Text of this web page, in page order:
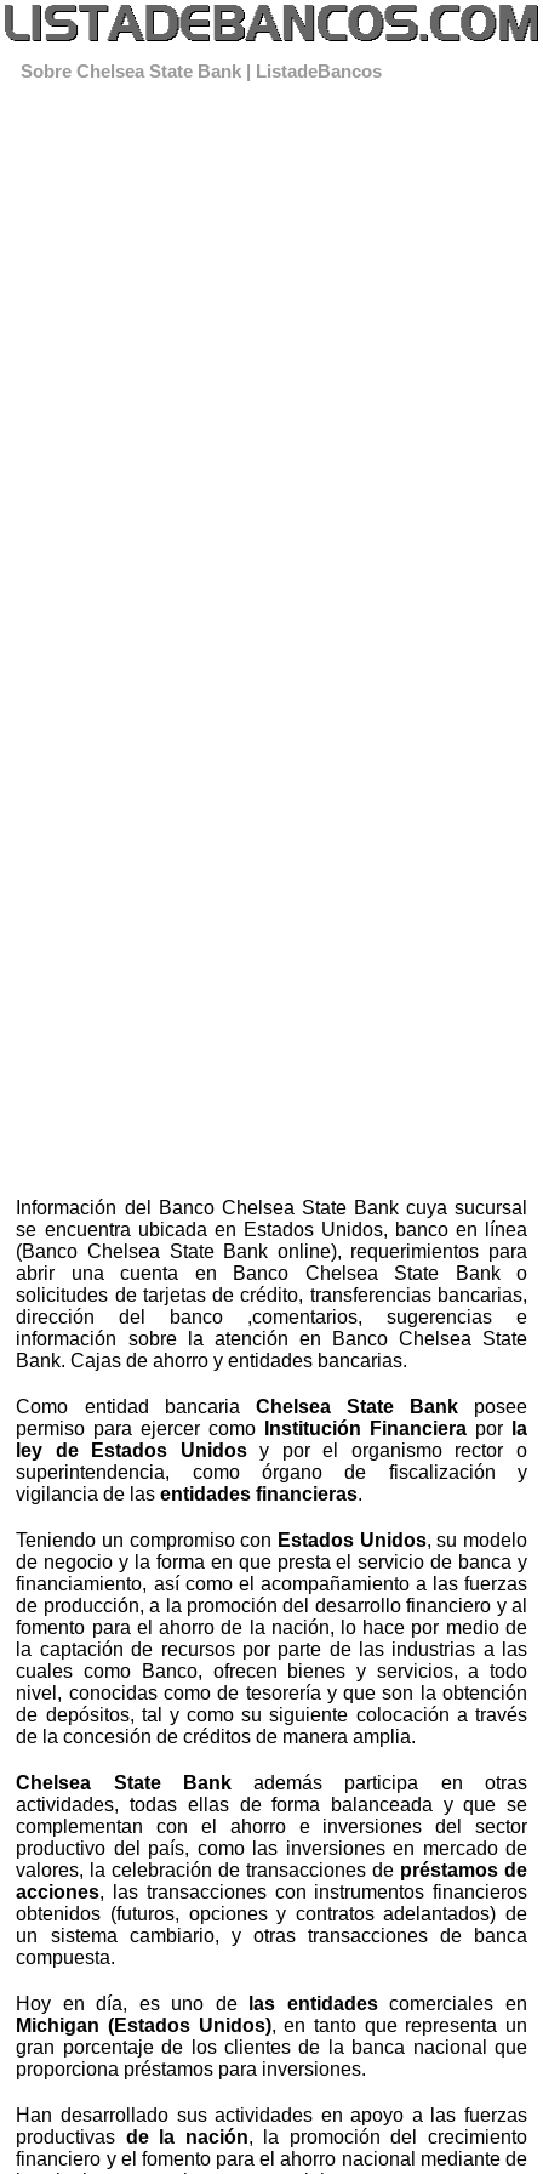
Sobre Chelsea State Bank | ListadeBancos
Información del Banco Chelsea State Bank cuya sucursal
se encuentra ubicada en Estados Unidos, banco en línea
(Banco Chelsea State Bank online), requerimientos para
abrir una cuenta en Banco Chelsea State Bank o
solicitudes de tarjetas de crédito, transferencias bancarias,
dirección del banco ,comentarios, sugerencias e
información sobre la atención en Banco Chelsea State
Bank. Cajas de ahorro y entidades bancarias.
Como entidad bancaria Chelsea State Bankposee
permiso para ejercer como
Institución Financiera por
la
ley de Estados Unidosy por el organismo rector o
superintendencia, como órgano de fiscalización y
vigilancia de lasentidades financieras.
Teniendo un compromiso con Estados Unidos, su modelo
de negocio y la forma en que presta el servicio de banca y
financiamiento, así como el acompañamiento a las fuerzas
de producción, a la promoción del desarrollo financiero y al
fomento para el ahorro de la nación, lo hace por medio de
la captación de recursos por parte de las industrias a las
cuales como Banco, ofrecen bienes y servicios, a todo
nivel, conocidas como de tesorería y que son la obtención
de depósitos, tal y como su siguiente colocación a través
de la concesión de créditos de manera amplia.
Chelsea State Bankademás participa en otras
actividades, todas ellas de forma balanceada y que se
complementan con el ahorro e inversiones del sector
productivo del país, como las inversiones en mercado de
valores, la celebración de transacciones de préstamos de
acciones, las transacciones con instrumentos financieros
obtenidos (futuros, opciones y contratos adelantados) de
un sistema cambiario, y otras transacciones de banca
compuesta.
Hoy en día, es uno de las entidadescomerciales en
Michigan (Estados Unidos), en tanto que representa un
gran porcentaje de los clientes de la banca nacional que
proporciona préstamos para inversiones.
Han desarrollado sus actividades en apoyo a las fuerzas
productivas de la nación, la promoción del crecimiento
financiero y el fomento para el ahorro nacional mediante de